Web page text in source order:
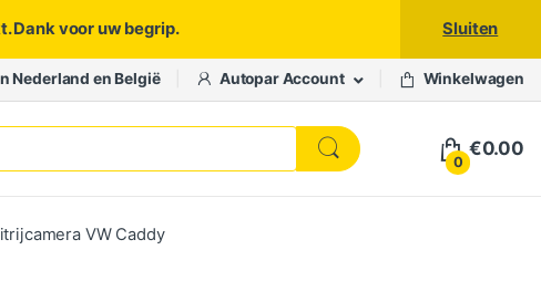
Dank voor uw begrip. Sluiten
Nederland en België Autopar Account Winkelwagen
0
€0.00
VW Caddy